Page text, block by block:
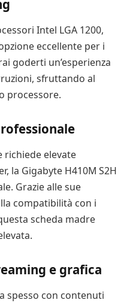
Intel LGA 1200,
eccellente per i
goderti un’esperienza
sfruttando al
processore.
richiede elevate
la Gigabyte H410M S2H
Grazie alle sue
compatibilità con i
scheda madre
e grafica
spesso con contenuti